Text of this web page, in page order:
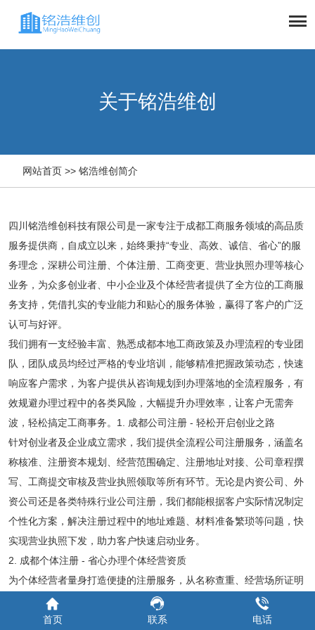
关于铭浩维创
网站首页 >> 铭浩维创简介
四川铭浩维创科技有限公司是一家专注于成都工商服务领域的高品质
服务提供商，自成立以来，始终秉持“专业、高效、诚信、省心”的服
务理念，深耕公司注册、个体注册、工商变更、营业执照办理等核心
业务，为众多创业者、中小企业及个体经营者提供了全方位的工商服
务支持，凭借扎实的专业能力和贴心的服务体验，赢得了客户的广泛
认可与好评。
我们拥有一支经验丰富、熟悉成都本地工商政策及办理流程的专业团
队，团队成员均经过严格的专业培训，能够精准把握政策动态，快速
响应客户需求，为客户提供从咨询规划到办理落地的全流程服务，有
效规避办理过程中的各类风险，大幅提升办理效率，让客户无需奔
波，轻松搞定工商事务。1. 成都公司注册 - 轻松开启创业之路
针对创业者及企业成立需求，我们提供全流程公司注册服务，涵盖名
称核准、注册资本规划、经营范围确定、注册地址对接、公司章程撰
写、工商提交审核及营业执照领取等所有环节。无论是内资公司、外
资公司还是各类特殊行业公司注册，我们都能根据客户实际情况制定
个性化方案，解决注册过程中的地址难题、材料准备繁琐等问题，快
实现营业执照下发，助力客户快速启动业务。
2. 成都个体注册 - 省心办理个体经营资质
为个体经营者量身打造便捷的注册服务，从名称查重、经营场所证明
办理到申请表填写、工商审核跟进，全程专人对接。我们熟悉个体注
册的政策要求，能帮助客户规范填写经营信息，避免因材料不符、流
首页 联系 电话